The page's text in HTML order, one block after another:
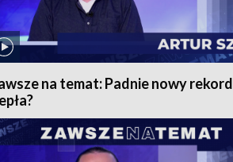
na temat: Padnie nowy rekord